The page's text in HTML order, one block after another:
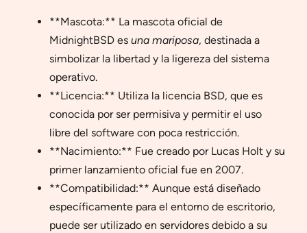
**Mascota:** La mascota oficial de
MidnightBSD es una mariposa, destinada a
simbolizar la libertad y la ligereza del sistema
operativo.
**Licencia:** Utiliza la licencia BSD, que es
conocida por ser permisiva y permitir el uso
libre del software con poca restricción.
**Nacimiento:** Fue creado por Lucas Holt y su
primer lanzamiento oficial fue en 2007.
**Compatibilidad:** Aunque está diseñado
específicamente para el entorno de escritorio,
puede ser utilizado en servidores debido a su